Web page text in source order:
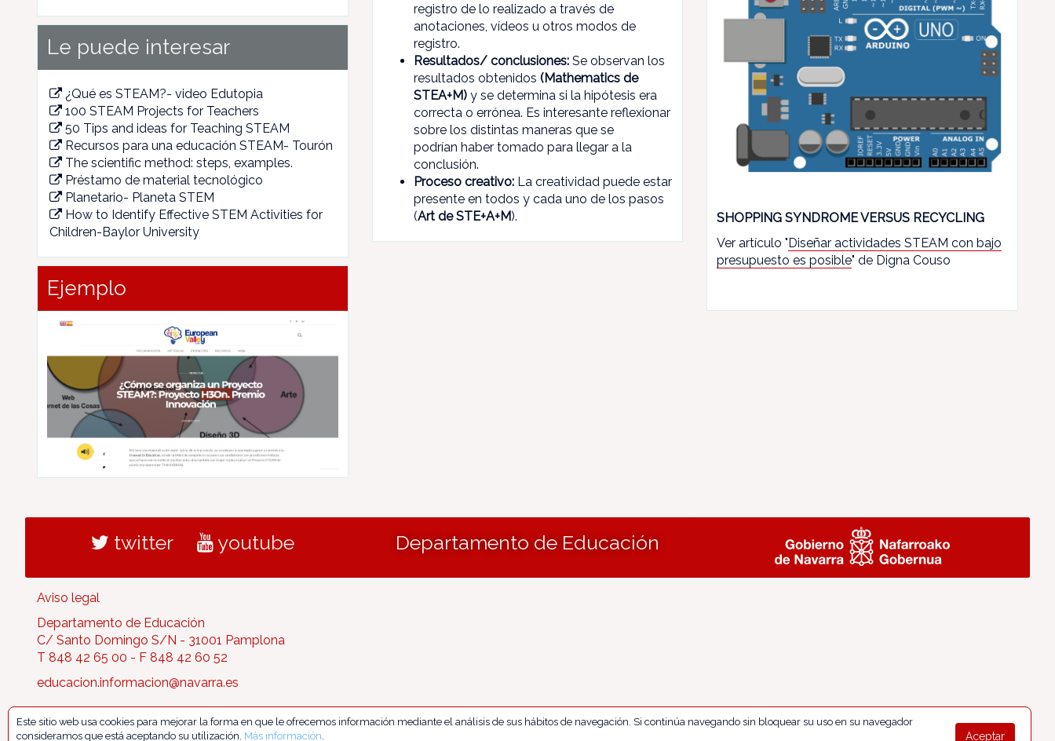
Le puede interesar
¿Qué es STEAM?- video Edutopia
100 STEAM Projects for Teachers
50 Tips and ideas for Teaching STEAM
Recursos para una educación STEAM- Tourón
The scientific method: steps, examples.
Préstamo de material tecnológico
Planetario- Planeta STEM
How to Identify Effective STEM Activities for
Children-Baylor University
Ejemplo
registro de lo realizado a través de
anotaciones, vídeos u otros modos de
registro.
Resultados/conclusiones:Se observan los
resultados obtenidos (Mathematics de
STEA+M)y se determina si la hipótesis era
correcta o errónea. Es interesante reflexionar
sobre los distintas maneras que se
podrían haber tomado para llegar a la
conclusión.
Proceso creativo: La creatividad puede estar
presente en todos y cada uno de los pasos
(Art de STE+A+M).
SHOPPING SYNDROME VERSUS RECYCLING
Ver artículo " Diseñar actividades STEAM con bajo
presupuesto es posible" de Digna Couso
twitter youtube Departamento de Educación
Aviso legal
Departamento de Educación
C/ Santo Domingo S/N - 31001 Pamplona
T 848 42 65 00 - F 848 42 60 52
educacion.informacion@navarra.es
Aceptar
Este sitio web usa cookies para mejorar la forma en que le ofrecemos información mediante el análisis de sus hábitos de navegación. Si continúa navegando sin bloquear su uso en su navegador
consideramos que está aceptando su utilización. Más información.